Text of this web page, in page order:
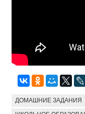
ДОМАШНИЕ ЗАДАНИЯ